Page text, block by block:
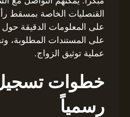
القنصليات الخاصة بمسقط
على المعلومات الدقيقة
على المستندات المطلوبة،
عملية توثيق الزواج.
خطوات تسجيل
رسمياً